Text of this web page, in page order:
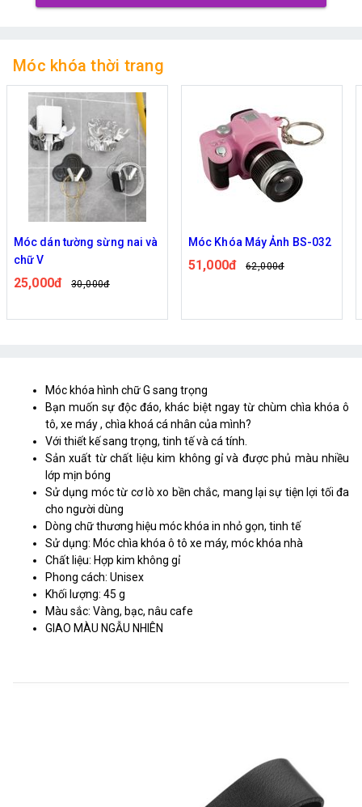
Móc khóa thời trang
Móc dán tường sừng nai và
chữ V
25,000đ 30,000đ
Móc Khóa Máy Ảnh BS-032
51,000đ 62,000đ
Móc khóa hình chữ G sang trọng
Bạn muốn sự độc đáo, khác biệt ngay từ chùm chìa khóa ô
tô, xe máy , chìa khoá cá nhân của mình?
Với thiết kế sang trọng, tinh tế và cá tính.
Sản xuất từ chất liệu kim không gỉ và được phủ màu nhiều
lớp mịn bóng
Sử dụng móc từ cơ lò xo bền chắc, mang lại sự tiện lợi tối đa
cho người dùng
Dòng chữ thương hiệu móc khóa in nhỏ gọn, tinh tế
Sử dụng: Móc chìa khóa ô tô xe máy, móc khóa nhà
Chất liệu: Hợp kim không gỉ
Phong cách: Unisex
Khối lượng: 45 g
Màu sắc: Vàng, bạc, nâu cafe
GIAO MÀU NGẪU NHIÊN